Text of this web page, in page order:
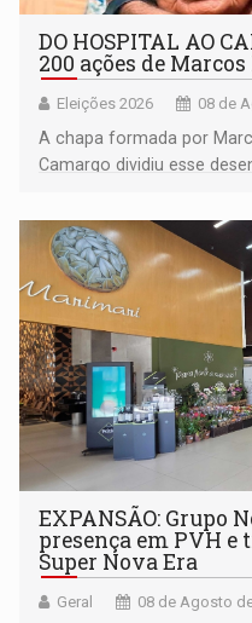
DO HOSPITAL AO
200 ações de
Eleições 2026 08 de
A chapa formada por
Camargo dividiu esse
EXPANSÃO: Grupo
presença em PVH
Super Nova Era
Geral 08 de Agosto